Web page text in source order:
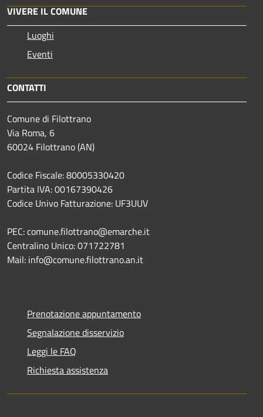
VIVERE IL COMUNE
Luoghi
Eventi
CONTATTI
Comune di Filottrano
Via Roma, 6
60024 Filottrano (AN)
Codice Fiscale: 80005330420
Partita IVA: 00167390426
Codice Univo Fatturazione: UF3UUV
PEC: comune.filottrano@emarche.it
Centralino Unico: 071722781
Mail: info@comune.filottrano.an.it
Prenotazione appuntamento
Segnalazione disservizio
Leggi le FAQ
Richiesta assistenza